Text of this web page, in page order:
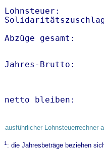
Lohnsteuer:
Abzüge gesamt:
Jahres-
netto
ausführlicher Lohnsteuerrechner
1: die Jahresbeträge beziehen